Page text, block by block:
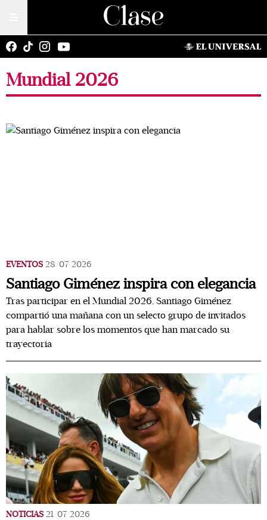
Mundial 2026
EVENTOS 28/07/2026
Santiago Giménez inspira con elegancia
Tras participar en el Mundial 2026, Santiago Giménez
compartió una mañana con un selecto grupo de invitados
para hablar sobre los momentos que han marcado su
trayectoria
NOTICIAS 21/07/2026